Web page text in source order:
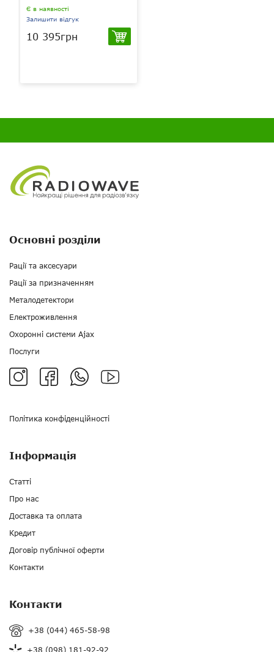
Є в наявності
Залишити відгук
10 395грн
Політика конфіденційності
Основні розділи
Рації та аксесуари
Рації за призначенням
Металодетектори
Електроживлення
Охоронні системи Ajax
Послуги
Інформація
Статті
Про нас
Доставка та оплата
Кредит
Договір публічної оферти
Контакти
Контакти
+38 (044) 465-58-98
+38 (098) 181-92-92